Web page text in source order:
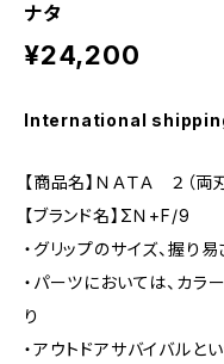
ナタ
¥24,200
International
【商品名】ＮＡＴＡ ２（両刃
【ブランド名】ΣＮ+F/9
・グリップのサイズ、握り
・パーツにおいては、カラ
り
・アウトドアサバイバルと